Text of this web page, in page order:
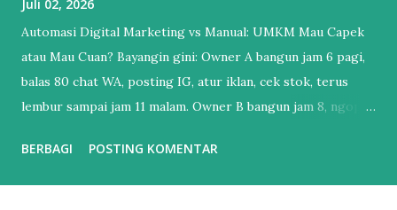
Juli 02, 2026
Automasi Digital Marketing vs Manual: UMKM Mau Capek
atau Mau Cuan? Bayangin gini: Owner A bangun jam 6 pagi,
balas 80 chat WA, posting IG, atur iklan, cek stok, terus
lembur sampai jam 11 malam. Owner B bangun jam 8, ngopi,
sendiri, laporan penjualan udah masuk email. Bedanya?
BERBAGI POSTING KOMENTAR